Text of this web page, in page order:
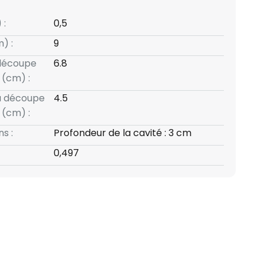
:
0,5
:
9
:
6.8
découpe
:
4.5
:
Profondeur de la cavité : 3 cm
0,497